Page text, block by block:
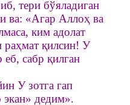
тери бўяладиган
ва: «Агар Аллоҳ ва
ким адолат
қилсин! У
сабр қилган
У зотга гап
экан» дедим».